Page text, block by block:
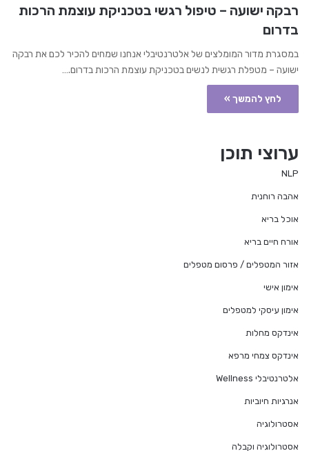
רבקה ישועה – טיפול רגשי בטכניקת עוצמת הרכות
בדרום
במסגרת מדור המומלצים של אלטרנטיבלי אנחנו שמחים להכיר לכם את רבקה
ישועה – מטפלת רגשית לנשים בטכניקת עוצמת הרכות בדרום.…
לחץ להמשך »
ערוצי תוכן
NLP
אהבה רוחנית
אוכל בריא
אורח חיים בריא
אזור המטפלים / פרסום מטפלים
אימון אישי
אימון עיסקי למטפלים
אינדקס מחלות
אינדקס צמחי מרפא
אלטרנטיבלי Wellness
אנרגיות חיוביות
אסטרולוגיה
אסטרולוגיה וקבלה